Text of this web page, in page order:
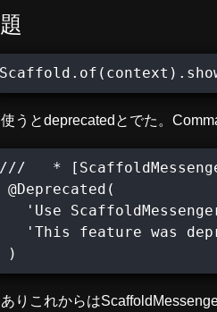
使うとdeprecatedとでた。
///   *
@Deprecated(
'Use
'This feature was
)
りこれからは